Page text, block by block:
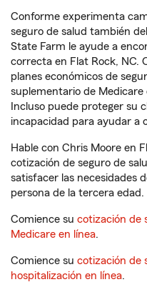
Conforme experimenta
seguro de salud también
State Farm le ayude a
correcta en Flat Rock, NC.
planes económicos de
suplementario de
Incluso puede proteger su
incapacidad para ayudar a
Hable con Chris Moore en
cotización de seguro de
satisfacer las necesidades
persona de la tercera edad.
Comience su cotización de
Medicare en línea.
Comience su cotización de
hospitalización en línea.